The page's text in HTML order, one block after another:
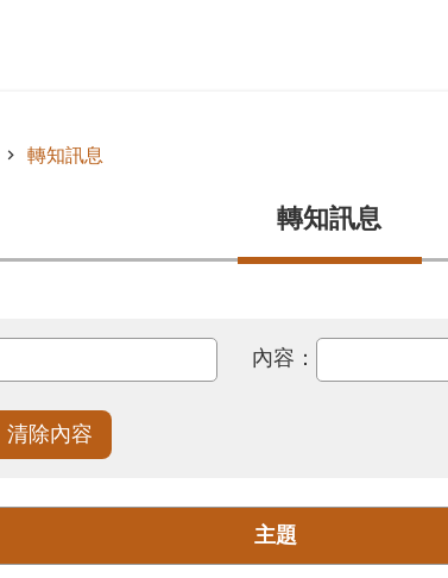
轉知訊息
轉知訊息
內容：
主題